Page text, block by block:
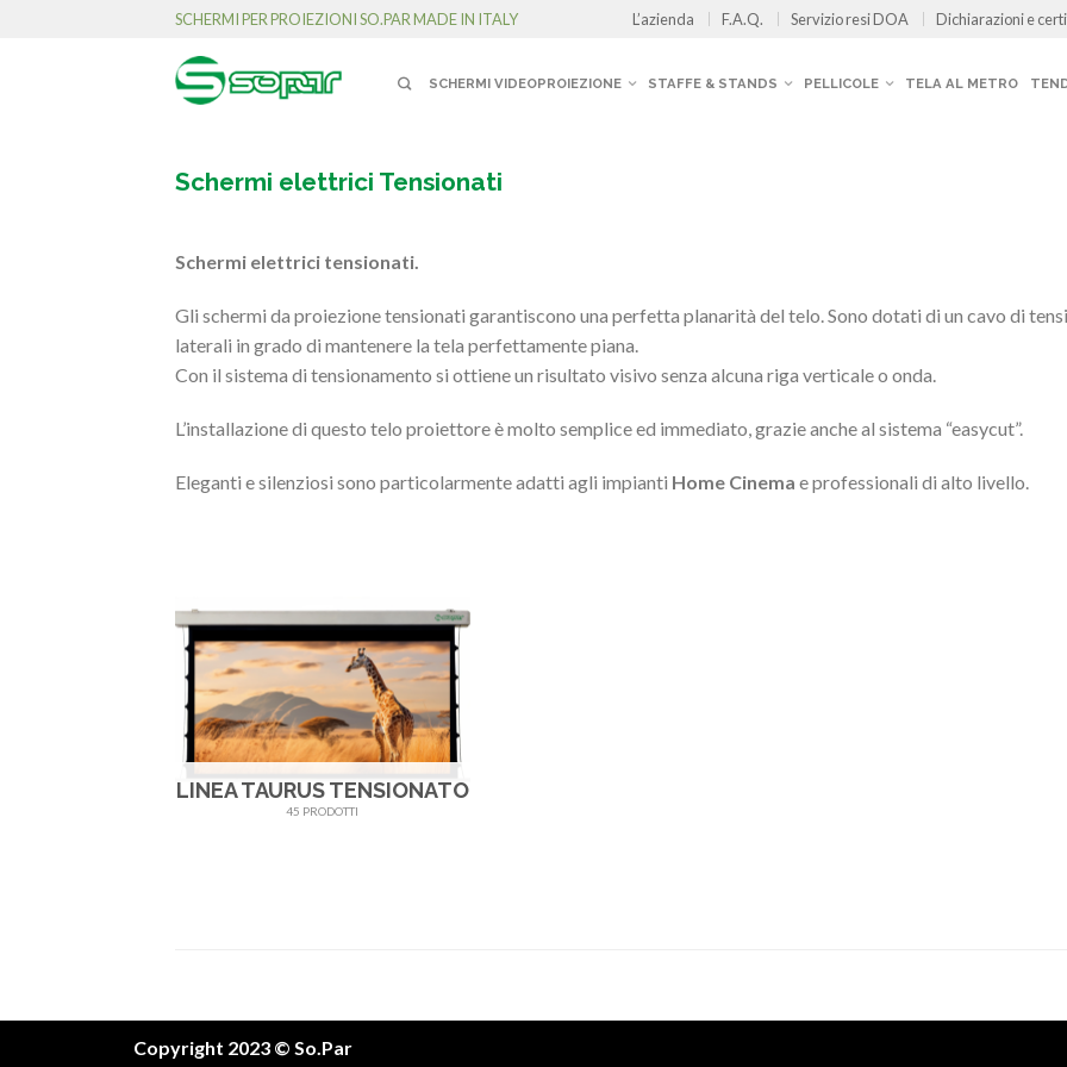
SCHERMI PER PROIEZIONI SO.PAR MADE IN ITALY L’azienda F.A.Q. Servizio resi DOA Dichiarazioni e
SCHERMI VIDEOPROIEZIONE STAFFE & STANDS PELLICOLE TELA AL METRO
Schermi elettrici Tensionati
Schermi elettrici tensionati.
Gli schermi da proiezione tensionati garantiscono una perfetta planarità del telo. Sono dotati di un cavo di
laterali in grado di mantenere la tela perfettamente piana.
Con il sistema di tensionamento si ottiene un risultato visivo senza alcuna riga verticale o onda.
L’installazione di questo telo proiettore è molto semplice ed immediato, grazie anche al sistema “easycut”.
Eleganti e silenziosi sono particolarmente adatti agli impianti Home Cinema e professionali di alto livello.
LINEA TAURUS TENSIONATO
45 PRODOTTI
Copyright 2023 © So.Par